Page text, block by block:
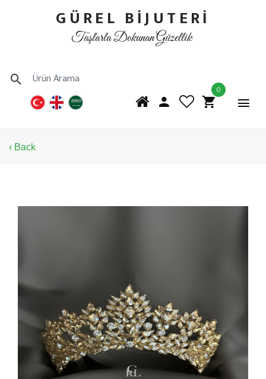
GÜREL BİJUTERİ
Taşlarla Dokunan Güzellik
0
‹ Back